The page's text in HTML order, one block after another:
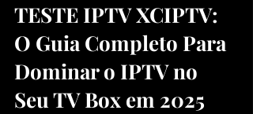
TESTE IPTV XCIPTV:
O Guia Completo Para
Dominar o IPTV no
Seu TV Box em 2025